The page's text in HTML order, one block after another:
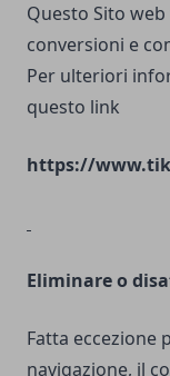
Questo Sito
conversioni e
Per ulteriori
questo link
https://
Eliminare o
Fatta eccezione
navigazione, il